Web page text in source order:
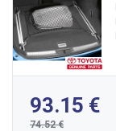
93.15
74.52